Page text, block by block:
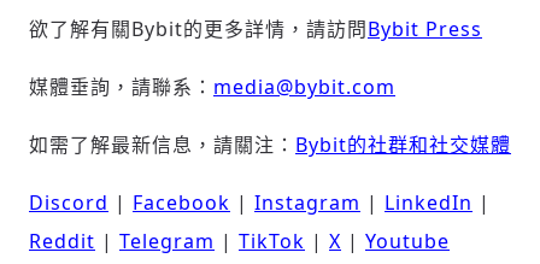
欲了解有關Bybit的更多詳情，請訪問Bybit Press
媒體垂詢，請聯系： media@bybit.com
如需了解最新信息，請關注： Bybit的社群和社交媒體
Discord | Facebook | Instagram | LinkedIn |
Reddit | Telegram | TikTok | X | Youtube